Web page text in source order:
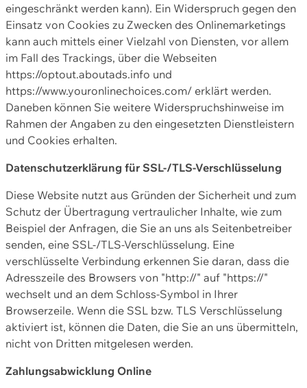
eingeschränkt werden kann). Ein Widerspruch gegen den
Einsatz von Cookies zu Zwecken des Onlinemarketings
kann auch mittels einer Vielzahl von Diensten, vor allem
im Fall des Trackings, über die Webseiten
https://optout.aboutads.info und
https://www.youronlinechoices.com/ erklärt werden.
Daneben können Sie weitere Widerspruchshinweise im
Rahmen der Angaben zu den eingesetzten Dienstleistern
und Cookies erhalten.
Datenschutzerklärung für SSL-/TLS-Verschlüsselung
Diese Website nutzt aus Gründen der Sicherheit und zum
Schutz der Übertragung vertraulicher Inhalte, wie zum
Beispiel der Anfragen, die Sie an uns als Seitenbetreiber
senden, eine SSL-/TLS-Verschlüsselung. Eine
verschlüsselte Verbindung erkennen Sie daran, dass die
Adresszeile des Browsers von "http://" auf "https://"
wechselt und an dem Schloss-Symbol in Ihrer
Browserzeile. Wenn die SSL bzw. TLS Verschlüsselung
aktiviert ist, können die Daten, die Sie an uns übermitteln,
nicht von Dritten mitgelesen werden.
Zahlungsabwicklung Online